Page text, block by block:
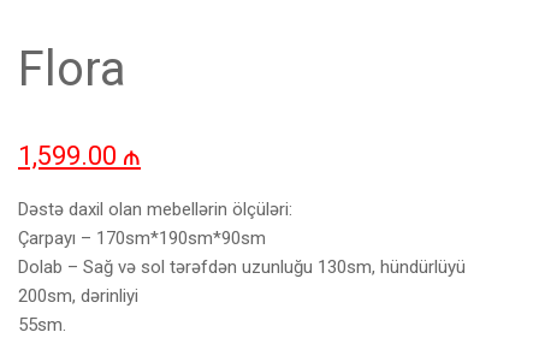
Flora
1,599.00 ₼
Dəstə daxil olan mebellərin ölçüləri:
Çarpayı – 170sm*190sm*90sm
Dolab – Sağ və sol tərəfdən uzunluğu 130sm, hündürlüyü
200sm, dərinliyi
55sm.